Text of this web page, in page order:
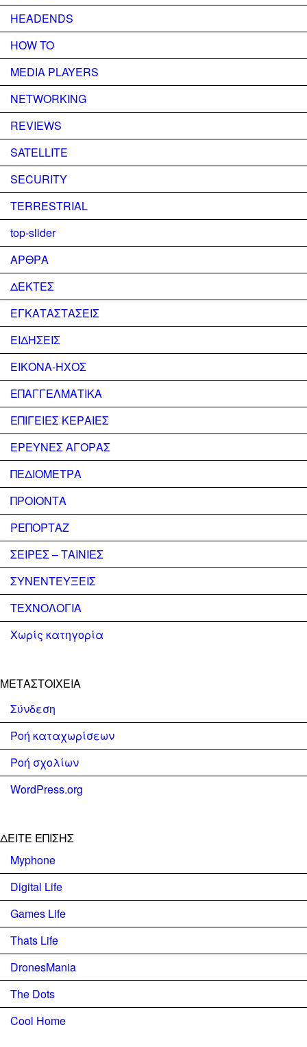
HEADENDS
HOW TO
MEDIA PLAYERS
NETWORKING
REVIEWS
SATELLITE
SECURITY
TERRESTRIAL
top-slider
ΑΡΘΡΑ
ΔΕΚΤΕΣ
ΕΓΚΑΤΑΣΤΑΣΕΙΣ
ΕΙΔΗΣΕΙΣ
ΕΙΚΟΝΑ-ΗΧΟΣ
ΕΠΑΓΓΕΛΜΑΤΙΚΑ
ΕΠΙΓΕΙΕΣ ΚΕΡΑΙΕΣ
ΕΡΕΥΝΕΣ ΑΓΟΡΑΣ
ΠΕΔΙΟΜΕΤΡΑ
ΠΡΟΙΟΝΤΑ
ΡΕΠΟΡΤΑΖ
ΣΕΙΡΕΣ – ΤΑΙΝΙΕΣ
ΣΥΝΕΝΤΕΥΞΕΙΣ
ΤΕΧΝΟΛΟΓΙΑ
Χωρίς κατηγορία
ΜΕΤΑΣΤΟΙΧΕΊΑ
Σύνδεση
Ροή καταχωρίσεων
Ροή σχολίων
WordPress.org
ΔΕΊΤΕ ΕΠΊΣΗΣ
Myphone
Digital Life
Games Life
Thats Life
DronesMania
The Dots
Cool Home